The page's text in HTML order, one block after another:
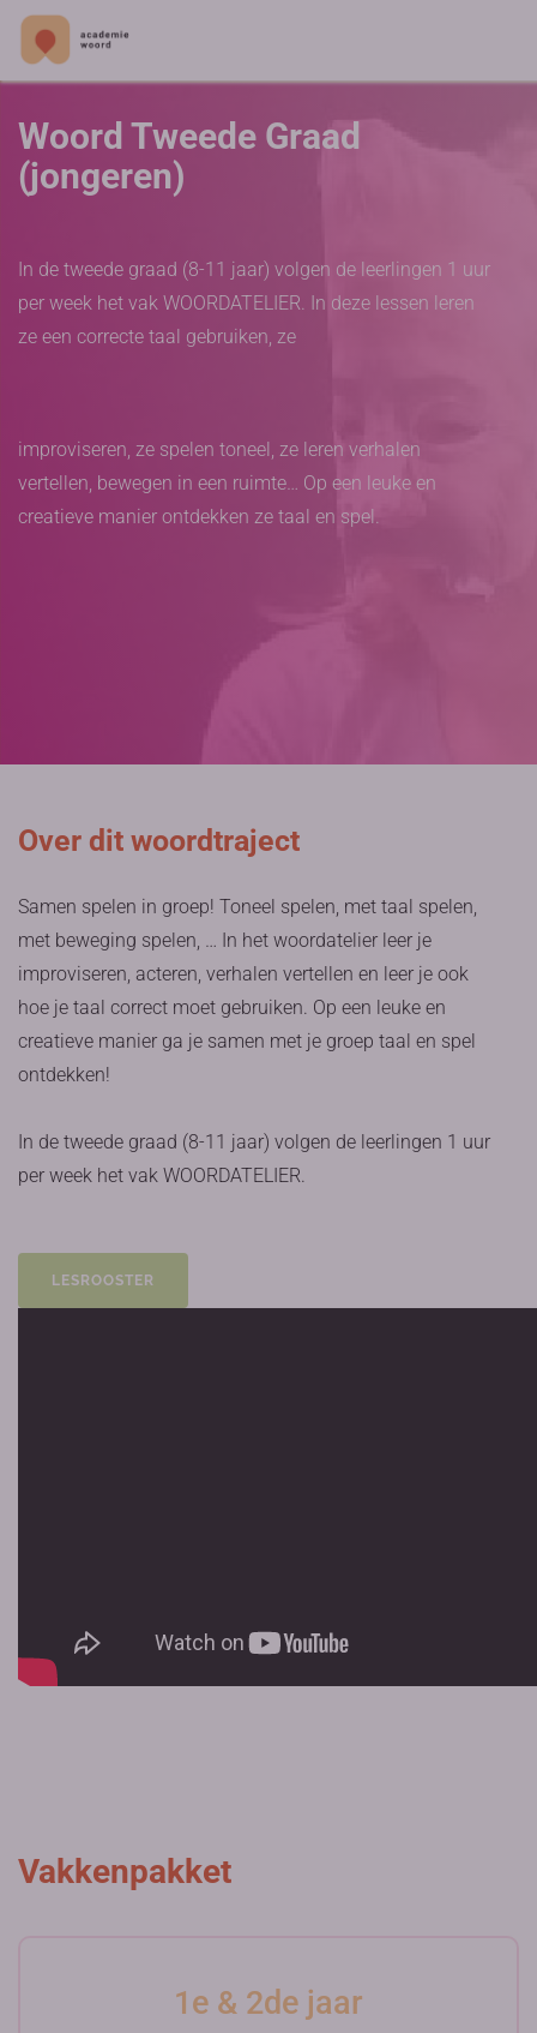
Woord Tweede Graad
(jongeren)
In de tweede graad (8-11 jaar) volgen de leerlingen 1 uur
per week het vak WOORDATELIER. In deze lessen leren
ze een correcte taal gebruiken, ze
improviseren, ze spelen toneel, ze leren verhalen
vertellen, bewegen in een ruimte… Op een leuke en
creatieve manier ontdekken ze taal en spel.
Over dit woordtraject
Samen spelen in groep! Toneel spelen, met taal spelen,
met beweging spelen, … In het woordatelier leer je
improviseren, acteren, verhalen vertellen en leer je ook
hoe je taal correct moet gebruiken. Op een leuke en
creatieve manier ga je samen met je groep taal en spel
ontdekken!
In de tweede graad (8-11 jaar) volgen de leerlingen 1 uur
per week het vak WOORDATELIER.
LESROOSTER
Vakkenpakket
1e & 2de jaar